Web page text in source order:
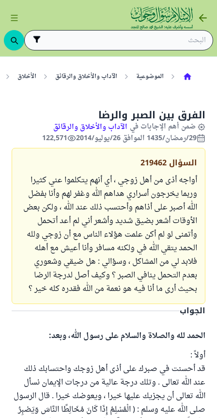
الموضوعية الآداب والأخلاق والرقائق الأخلاق
الفرق بين الصبر والرضا
ضمن أهم الإجابات في الآداب والأخلاق والرقائق
29/رمضان/1435 الموافق 26/يوليو/2014
122,571
السؤال 219462
أواجه أذى من أهل زوجي ، أي أنهم يتكلموا عني كثيرا
وربما يخرجون أسراري هداهم الله وغفر لهم وأنا بفضل
الله أصبر على أذاهم وأحتسب ذلك عند الله ، ولكن بعض
اﻷوقات أشعر بضيق شديد وأشعر أني لم أعد أتحمل
وأتمنى لو لم أكن علمت هؤلاء الناس مع أن زوجي ولله
الحمد يتقي الله في ولكنه مسافر وأنا أعيش مع أهله
فلابد لي من المشاكل ، وسؤالي : هل ضيقي وشعوري
بعدم التحمل ينافي الصبر ؟ وكيف أصل لدرجة الرضا
بحيث أرى ما أنا فيه هو نعمة من الله فقدره كله خير ؟
الجواب
الحمد لله والصلاة والسلام على رسول الله، وبعد:
أولاً :
قد أحسنت في صبرك على أذى أهل زوجك واحتسابك ذلك
عند الله تعالى . وتلك درجة عالية من درجات الإيمان نسأل
الله تعالى أن يجزيك عليها خيرا ، ويعوضك خيرا . قال الرسول
صلى الله عليه وسلم : ( الْمُسْلِمُ إِذَا كَانَ مُخَالِطًا النَّاسَ وَيَصْبِرُ